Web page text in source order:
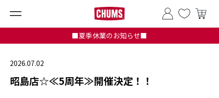
■夏季休業のお知らせ■
2026.07.02
昭島店☆≪5周年≫開催決定！！